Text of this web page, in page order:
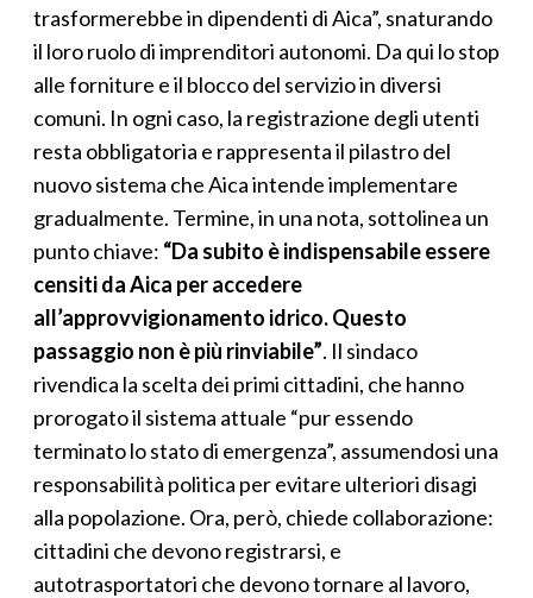
trasformerebbe in dipendenti di Aica”, snaturando
il loro ruolo di imprenditori autonomi. Da qui lo stop
alle forniture e il blocco del servizio in diversi
comuni. In ogni caso, la registrazione degli utenti
resta obbligatoria e rappresenta il pilastro del
nuovo sistema che Aica intende implementare
gradualmente. Termine, in una nota, sottolinea un
punto chiave: “Da subito è indispensabile essere
censiti da Aica per accedere
all’approvvigionamento idrico. Questo
passaggio non è più rinviabile”. Il sindaco
rivendica la scelta dei primi cittadini, che hanno
prorogato il sistema attuale “pur essendo
terminato lo stato di emergenza”, assumendosi una
responsabilità politica per evitare ulteriori disagi
alla popolazione. Ora, però, chiede collaborazione:
cittadini che devono registrarsi, e
autotrasportatori che devono tornare al lavoro,